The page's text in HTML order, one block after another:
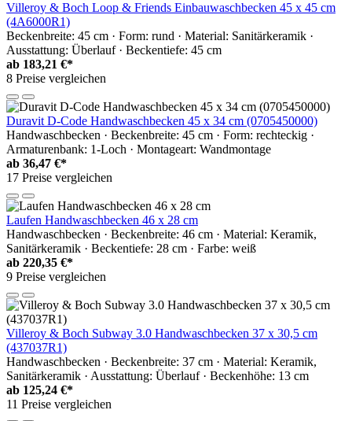
Villeroy & Boch Loop & Friends Einbauwaschbecken 45 x 45 cm
(4A6000R1)
Beckenbreite: 45 cm · Form: rund · Material: Sanitärkeramik ·
Ausstattung: Überlauf · Beckentiefe: 45 cm
ab 183,21 €*
8 Preise vergleichen
Duravit D-Code Handwaschbecken 45 x 34 cm (0705450000)
Handwaschbecken · Beckenbreite: 45 cm · Form: rechteckig ·
Armaturenbank: 1-Loch · Montageart: Wandmontage
ab 36,47 €*
17 Preise vergleichen
Laufen Handwaschbecken 46 x 28 cm
Handwaschbecken · Beckenbreite: 46 cm · Material: Keramik,
Sanitärkeramik · Beckentiefe: 28 cm · Farbe: weiß
ab 220,35 €*
9 Preise vergleichen
Villeroy & Boch Subway 3.0 Handwaschbecken 37 x 30,5 cm
(437037R1)
Handwaschbecken · Beckenbreite: 37 cm · Material: Keramik,
Sanitärkeramik · Ausstattung: Überlauf · Beckenhöhe: 13 cm
ab 125,24 €*
11 Preise vergleichen